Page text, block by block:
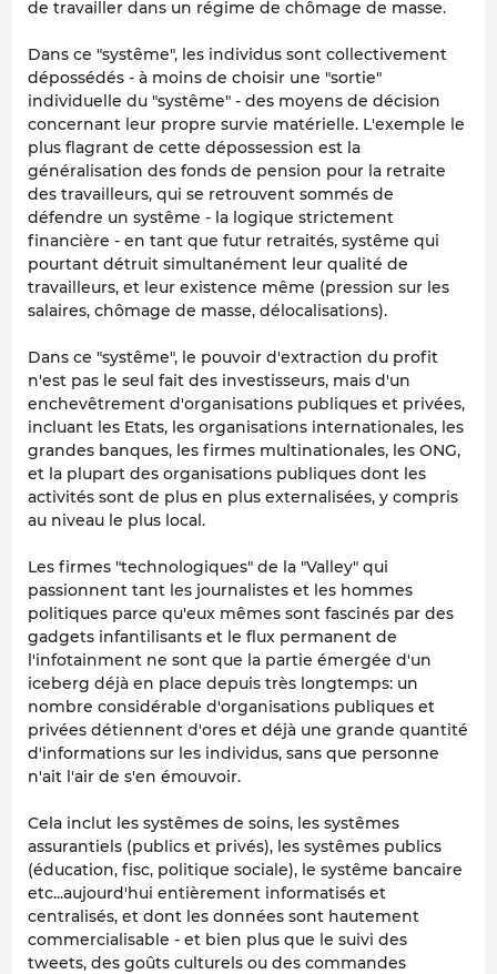
de travailler dans un régime de chômage de masse.
Dans ce "systême", les individus sont collectivement
dépossédés - à moins de choisir une "sortie"
individuelle du "systême" - des moyens de décision
concernant leur propre survie matérielle. L'exemple le
plus flagrant de cette dépossession est la
généralisation des fonds de pension pour la retraite
des travailleurs, qui se retrouvent sommés de
défendre un systême - la logique strictement
financière - en tant que futur retraités, systême qui
pourtant détruit simultanément leur qualité de
travailleurs, et leur existence même (pression sur les
salaires, chômage de masse, délocalisations).
Dans ce "systême", le pouvoir d'extraction du profit
n'est pas le seul fait des investisseurs, mais d'un
enchevêtrement d'organisations publiques et privées,
incluant les Etats, les organisations internationales, les
grandes banques, les firmes multinationales, les ONG,
et la plupart des organisations publiques dont les
activités sont de plus en plus externalisées, y compris
au niveau le plus local.
Les firmes "technologiques" de la "Valley" qui
passionnent tant les journalistes et les hommes
politiques parce qu'eux mêmes sont fascinés par des
gadgets infantilisants et le flux permanent de
l'infotainment ne sont que la partie émergée d'un
iceberg déjà en place depuis très longtemps: un
nombre considérable d'organisations publiques et
privées détiennent d'ores et déjà une grande quantité
d'informations sur les individus, sans que personne
n'ait l'air de s'en émouvoir.
Cela inclut les systêmes de soins, les systêmes
assurantiels (publics et privés), les systêmes publics
(éducation, fisc, politique sociale), le systême bancaire
etc...aujourd'hui entièrement informatisés et
centralisés, et dont les données sont hautement
commercialisable - et bien plus que le suivi des
tweets, des goûts culturels ou des commandes